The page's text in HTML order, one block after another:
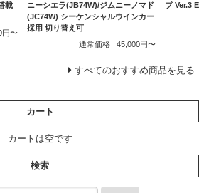
載
円〜
ニーシエラ(JB74W)/ジムニーノマド
(JC74W) シーケンシャルウインカー
採用 切り替え可
通常価格
45,000円〜
プ Ver.3
すべてのおすすめ商品を見る
カート
カートは空です
検索